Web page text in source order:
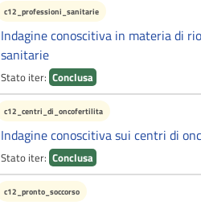
c12_professioni_sanitarie
Indagine conoscitiva in materia di
sanitarie
Stato iter: Conclusa
c12_centri_di_oncofertilita
Indagine conoscitiva sui centri di
Stato iter: Conclusa
c12_pronto_soccorso